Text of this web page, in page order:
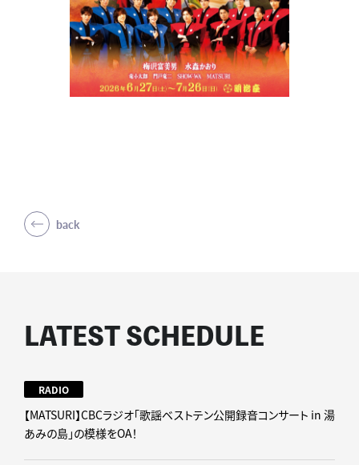
back
LATEST SCHEDULE
RADIO
【MATSURI】CBCラジオ「歌謡ベストテン公開録音コンサート in 湯
あみの島」の模様をOA！